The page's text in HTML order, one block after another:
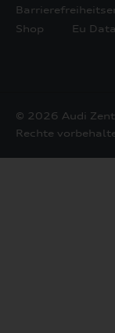
Shop
Eu
© 2026 Audi
Rechte